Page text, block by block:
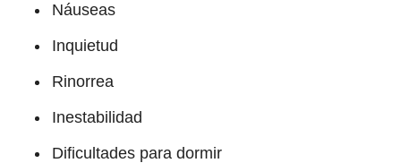
Náuseas
Inquietud
Rinorrea
Inestabilidad
Dificultades para dormir